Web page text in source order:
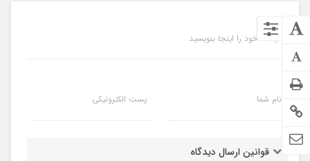
دیدگاه خود را اینجا بنویسید
نام شما پست الکترونیکی
قوانین ارسال دیدگاه